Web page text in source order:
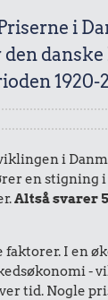
i
den
1920-
i
en stigning
Altså svarer
I en
-
tid. Nogle